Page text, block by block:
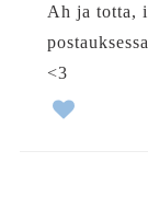
Ah ja totta,
<3